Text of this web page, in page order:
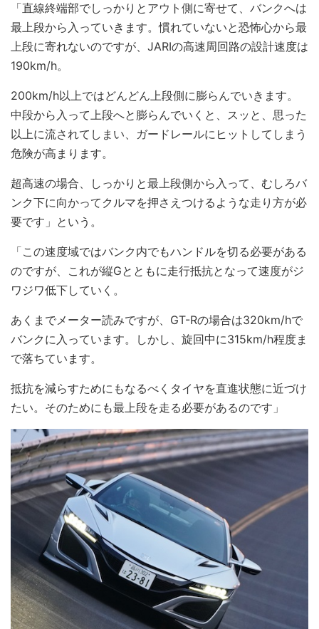
「直線終端部でしっかりとアウト側に寄せて、バンクへは
最上段から入っていきます。慣れていないと恐怖心から最
上段に寄れないのですが、JARIの高速周回路の設計速度は
190km/h。
200km/h以上ではどんどん上段側に膨らんでいきます。
中段から入って上段へと膨らんでいくと、スッと、思った
以上に流されてしまい、ガードレールにヒットしてしまう
危険が高まります。
超高速の場合、しっかりと最上段側から入って、むしろバ
ンク下に向かってクルマを押さえつけるような走り方が必
要です」という。
「この速度域ではバンク内でもハンドルを切る必要がある
のですが、これが縦Gとともに走行抵抗となって速度がジ
ワジワ低下していく。
あくまでメーター読みですが、GT-Rの場合は320km/hで
バンクに入っています。しかし、旋回中に315km/h程度ま
で落ちています。
抵抗を減らすためにもなるべくタイヤを直進状態に近づけ
たい。そのためにも最上段を走る必要があるのです」